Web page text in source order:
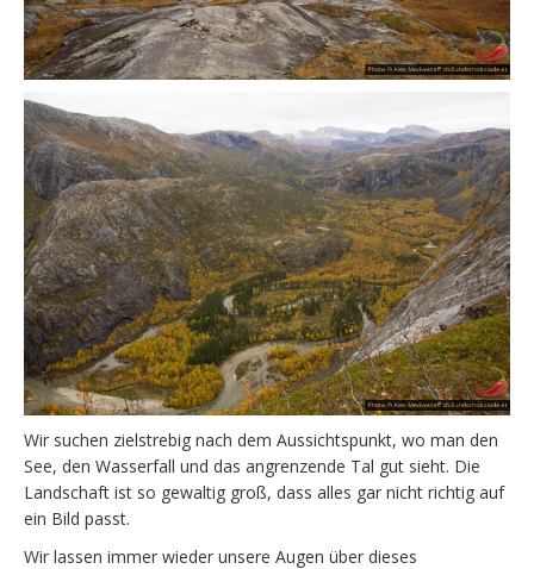
Wir suchen zielstrebig nach dem Aussichtspunkt, wo man den
See, den Wasserfall und das angrenzende Tal gut sieht. Die
Landschaft ist so gewaltig groß, dass alles gar nicht richtig auf
ein Bild passt.
Wir lassen immer wieder unsere Augen über dieses